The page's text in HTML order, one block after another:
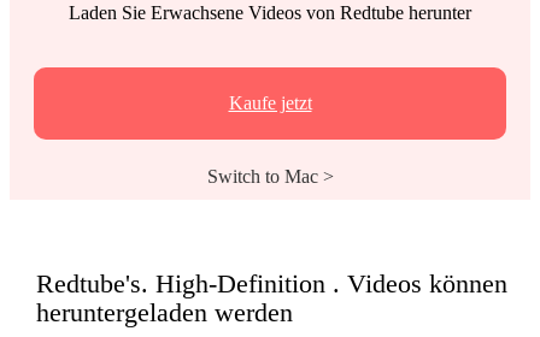
Laden Sie Erwachsene Videos von Redtube herunter
Kaufe jetzt
Switch to Mac >
Redtube's. High-Definition . Videos können
heruntergeladen werden